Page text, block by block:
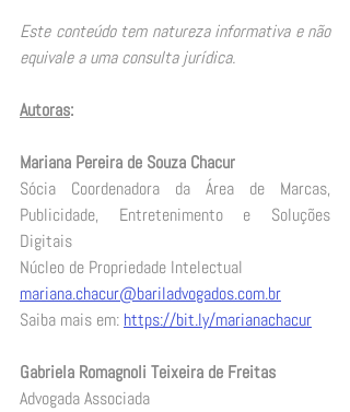
Este conteúdo tem natureza informativa e não
equivale a uma consulta jurídica.
Autoras:
Mariana Pereira de Souza Chacur
Sócia Coordenadora da Área de Marcas,
Publicidade, Entretenimento e Soluções
Digitais
Núcleo de Propriedade Intelectual
mariana.chacur@bariladvogados.com.br
Saiba mais em: https://bit.ly/marianachacur
Gabriela Romagnoli Teixeira de Freitas
Advogada Associada